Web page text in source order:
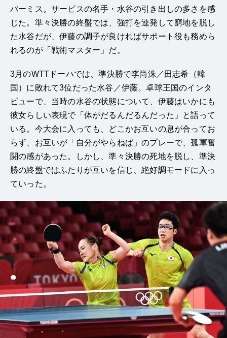
バーミス。サービスの名手・水谷の引き出しの多さを感
じた。準々決勝の終盤では、強打を連発して窮地を脱し
た水谷だが、伊藤の調子が良ければサポート役も務めら
れるのが「戦術マスター」だ。
3月のWTTドーハでは、準決勝で李尚洙／田志希（韓
国）に敗れて3位だった水谷／伊藤。卓球王国のインタ
ビューで、当時の水谷の状態について、伊藤はいかにも
彼女らしい表現で「体がだるんだるんだった」と語って
いる。今大会に入っても、どこかお互いの息が合ってお
らず、お互いが「自分がやらねば」のプレーで、孤軍奮
闘の感があった。しかし、準々決勝の死地を脱し、準決
勝の終盤ではふたりが互いを信じ、絶好調モードに入っ
ていった。